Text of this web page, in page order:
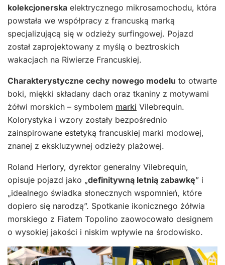
kolekcjonerska elektrycznego mikrosamochodu, która
powstała we współpracy z francuską marką
specjalizującą się w odzieży surfingowej. Pojazd
został zaprojektowany z myślą o beztroskich
wakacjach na Riwierze Francuskiej.
Charakterystyczne cechy nowego modelu to otwarte
boki, miękki składany dach oraz tkaniny z motywami
żółwi morskich – symbolem marki Vilebrequin.
Kolorystyka i wzory zostały bezpośrednio
zainspirowane estetyką francuskiej marki modowej,
znanej z ekskluzywnej odzieży plażowej.
Roland Herlory, dyrektor generalny Vilebrequin,
opisuje pojazd jako „definitywną letnią zabawkę” i
„idealnego świadka słonecznych wspomnień, które
dopiero się narodzą”. Spotkanie ikonicznego żółwia
morskiego z Fiatem Topolino zaowocowało designem
o wysokiej jakości i niskim wpływie na środowisko.